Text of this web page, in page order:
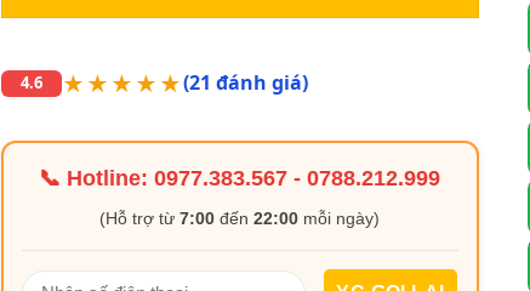
4.6 ★★★★★(21 đánh giá)
📞 Hotline:0977.383.567 -0788.212.999
(Hỗ trợ từ7:00 đến22:00 mỗi ngày)